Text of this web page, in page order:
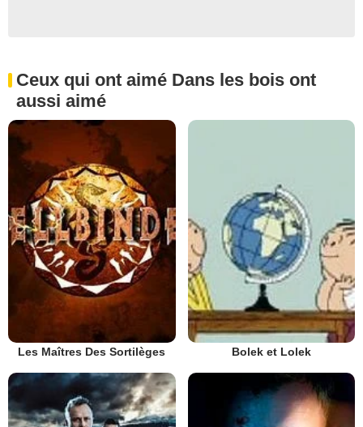
Ceux qui ont aimé Dans les bois ont
aussi aimé
Les Maîtres Des Sortilèges Bolek et Lolek